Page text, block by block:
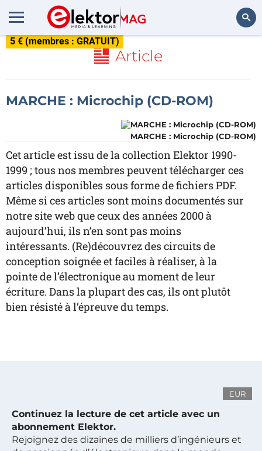
5 € (membres : GRATUIT)
Article
MARCHE : Microchip (CD-ROM)
MARCHE : Microchip (CD-ROM)
Cet article est issu de la collection Elektor 1990-
1999 ; tous nos membres peuvent télécharger ces
articles disponibles sous forme de fichiers PDF.
Même si ces articles sont moins documentés sur
notre site web que ceux des années 2000 à
aujourd’hui, ils n’en sont pas moins
intéressants. (Re)découvrez des circuits de
conception soignée et faciles à réaliser, à la
pointe de l’électronique au moment de leur
écriture. Dans la plupart des cas, ils ont plutôt
bien résisté à l’épreuve du temps.
EUR
Continuez la lecture de cet article avec un
abonnement Elektor.
Rejoignez des dizaines de milliers d’ingénieurs et